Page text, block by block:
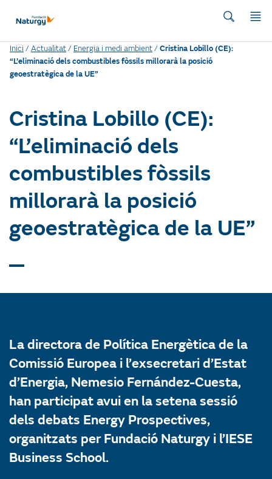
Inici /Actualitat/ Energia i medi ambient/Cristina Lobillo (CE):
“L’eliminació dels combustibles fòssils millorarà la posició
geoestratègica de la UE”
Cristina Lobillo (CE):
“L’eliminació dels
combustibles fòssils
millorarà la posició
geoestratègica de la UE”
La directora de Política Energètica de la
Comissió Europea i l’exsecretari d’Estat
d’Energia, Nemesio Fernández-Cuesta,
han participat avui en la setena sessió
dels debats Energy Prospectives,
organitzats per Fundació Naturgy i l’IESE
Business School.